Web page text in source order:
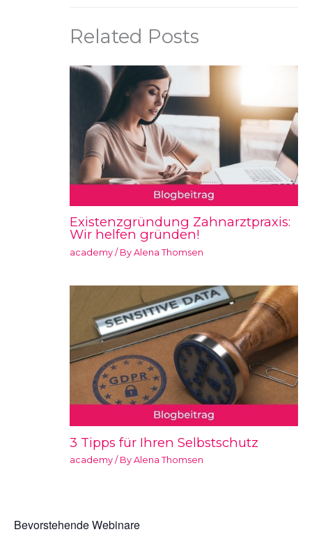
Related Posts
Existenzgründung Zahnarztpraxis:
Wir helfen gründen!
academy / By Alena Thomsen
3 Tipps für Ihren Selbstschutz
academy / By Alena Thomsen
Bevorstehende Webinare